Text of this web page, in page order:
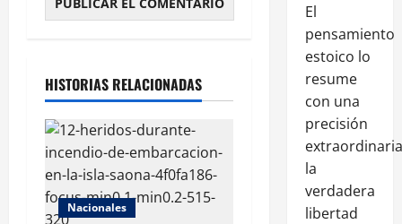
HISTORIAS RELACIONADAS
Nacionales
El
pensamiento
estoico lo
resume
con una
precisión
la
verdadera
libertad